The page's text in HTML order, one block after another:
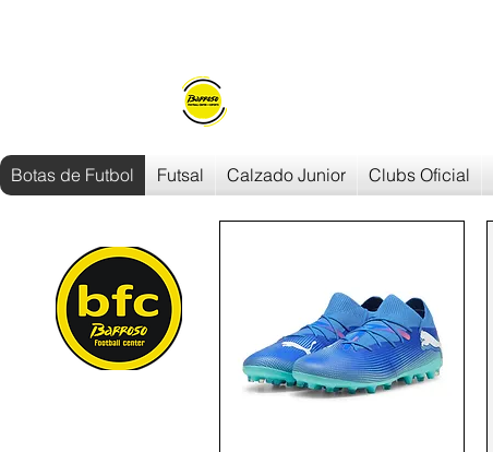
Botas de Futbol Futsal Calzado Junior Clubs Oficial